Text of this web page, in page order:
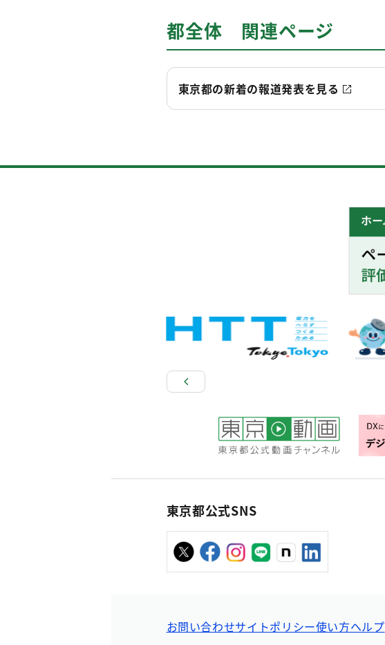
都全体 関連ページ
東京都の新着の報道発表を見る
東京都公式SNS
お問い合わせサイトポリシー使い方ヘルプ